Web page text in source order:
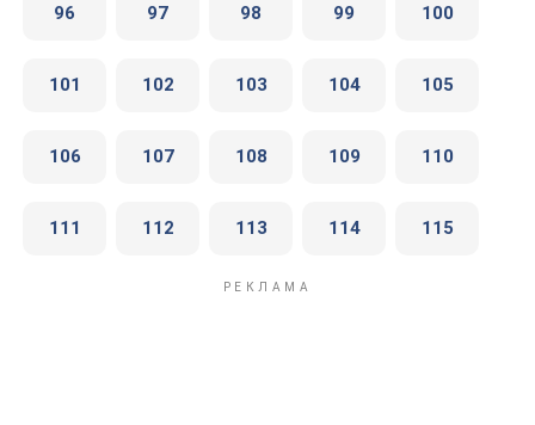
96 97 98 99 100
101 102 103 104 105
106 107 108 109 110
111 112 113 114 115